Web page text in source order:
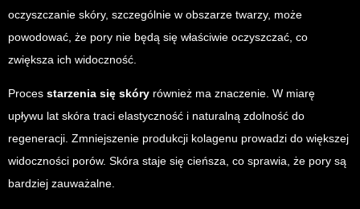
oczyszczanie skóry, szczególnie w obszarze twarzy, może
powodować, że pory nie będą się właściwie oczyszczać, co
zwiększa ich widoczność.
Proces starzenia się skóry również ma znaczenie. W miarę
upływu lat skóra traci elastyczność i naturalną zdolność do
regeneracji. Zmniejszenie produkcji kolagenu prowadzi do większej
widoczności porów. Skóra staje się cieńsza, co sprawia, że pory są
bardziej zauważalne.